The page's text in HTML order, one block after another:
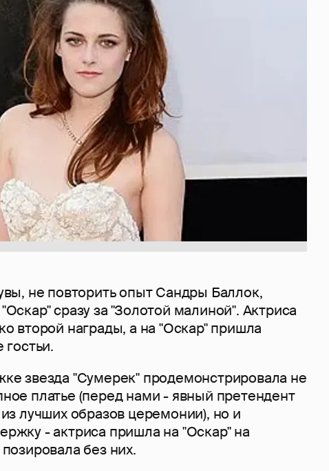
не повторить опыт Сандры Баллок,
сразу за "Золотой малиной". Актриса
второй награды, а на "Оскар" пришла
гостьи.
звезда "Сумерек" продемонстрировала не
платье (перед нами - явный претендент
лучших образов церемонии), но и
- актриса пришла на "Оскар" на
без них.